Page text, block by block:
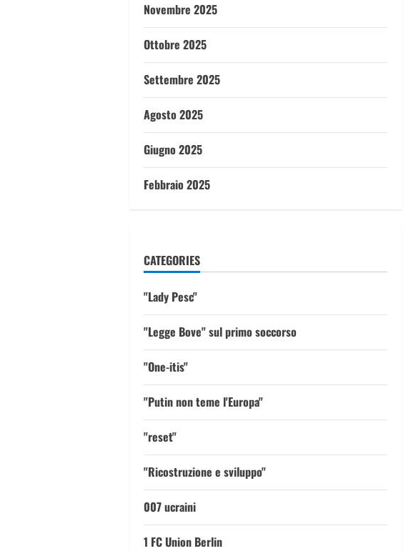
Novembre 2025
Ottobre 2025
Settembre 2025
Agosto 2025
Giugno 2025
Febbraio 2025
CATEGORIES
"Lady Pesc"
"Legge Bove" sul primo soccorso
"One-itis"
"Putin non teme l'Europa"
"reset"
"Ricostruzione e sviluppo"
007 ucraini
1 FC Union Berlin